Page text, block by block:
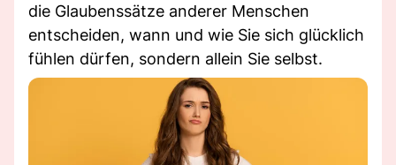
die Glaubenssätze anderer Menschen
entscheiden, wann und wie Sie sich glücklich
fühlen dürfen, sondern allein Sie selbst.